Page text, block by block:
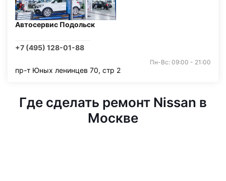
Автосервис Подольск
+7 (495) 128-01-88
Пн-Вс: 09:00 - 21:00
пр-т Юных ленинцев 70, стр 2
Где сделать ремонт Nissan в
Москве